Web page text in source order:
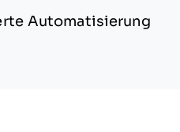
Automatisierung